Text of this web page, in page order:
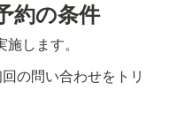
約の条件
します。
の問い合わせをトリ